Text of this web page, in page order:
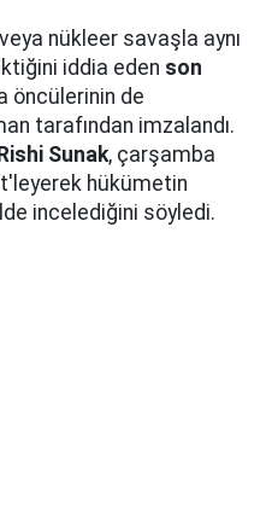
nükleer savaşla aynı
iddia eden son
öncülerinin de
tarafından imzalandı.
Sunak, çarşamba
hükümetin
incelediğini söyledi.